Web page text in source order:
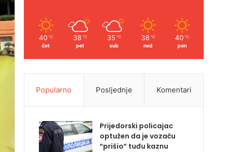
40 ℃
čet
38 ℃
pet
35 ℃
sub
38 ℃
ned
40 ℃
pon
Popularno Posljednje Komentari
Prijedorski policajac
optužen da je vozaču
“prišio” tuđu kaznu